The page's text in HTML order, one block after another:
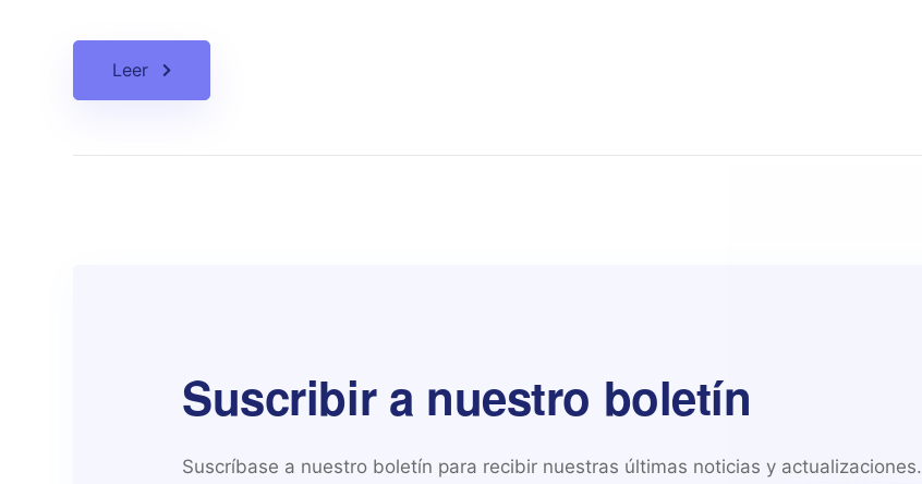
Leer
Suscribir a nuestro boletín
Suscríbase a nuestro boletín para recibir nuestras últimas noticias y actualizaciones.